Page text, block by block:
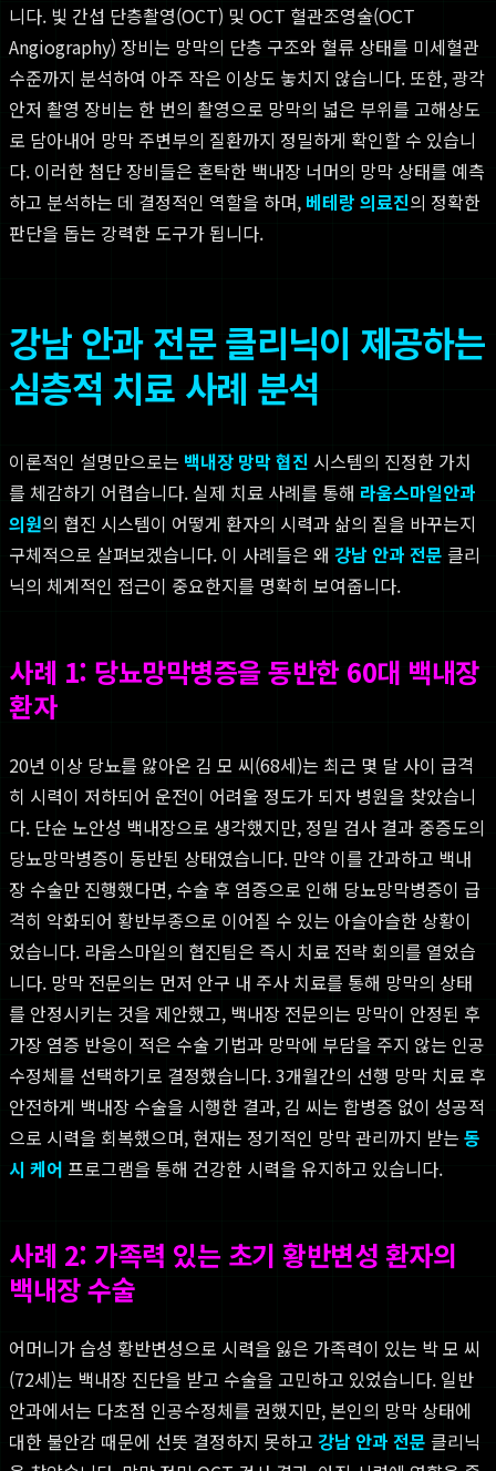
니다. 빛 간섭 단층촬영(OCT) 및 OCT 혈관조영술(OCT
Angiography) 장비는 망막의 단층 구조와 혈류 상태를 미세혈관
수준까지 분석하여 아주 작은 이상도 놓치지 않습니다. 또한, 광각
안저 촬영 장비는 한 번의 촬영으로 망막의 넓은 부위를 고해상도
로 담아내어 망막 주변부의 질환까지 정밀하게 확인할 수 있습니
다. 이러한 첨단 장비들은 혼탁한 백내장 너머의 망막 상태를 예측
하고 분석하는 데 결정적인 역할을 하며, 베테랑 의료진의 정확한
판단을 돕는 강력한 도구가 됩니다.
강남 안과 전문 클리닉이 제공하는
심층적 치료 사례 분석
이론적인 설명만으로는 백내장 망막 협진 시스템의 진정한 가치
를 체감하기 어렵습니다. 실제 치료 사례를 통해 라움스마일안과
의원의 협진 시스템이 어떻게 환자의 시력과 삶의 질을 바꾸는지
구체적으로 살펴보겠습니다. 이 사례들은 왜 강남 안과 전문 클리
닉의 체계적인 접근이 중요한지를 명확히 보여줍니다.
사례 1: 당뇨망막병증을 동반한 60대 백내장
환자
20년 이상 당뇨를 앓아온 김 모 씨(68세)는 최근 몇 달 사이 급격
히 시력이 저하되어 운전이 어려울 정도가 되자 병원을 찾았습니
다. 단순 노안성 백내장으로 생각했지만, 정밀 검사 결과 중증도의
당뇨망막병증이 동반된 상태였습니다. 만약 이를 간과하고 백내
장 수술만 진행했다면, 수술 후 염증으로 인해 당뇨망막병증이 급
격히 악화되어 황반부종으로 이어질 수 있는 아슬아슬한 상황이
었습니다. 라움스마일의 협진팀은 즉시 치료 전략 회의를 열었습
니다. 망막 전문의는 먼저 안구 내 주사 치료를 통해 망막의 상태
를 안정시키는 것을 제안했고, 백내장 전문의는 망막이 안정된 후
가장 염증 반응이 적은 수술 기법과 망막에 부담을 주지 않는 인공
수정체를 선택하기로 결정했습니다. 3개월간의 선행 망막 치료 후
안전하게 백내장 수술을 시행한 결과, 김 씨는 합병증 없이 성공적
으로 시력을 회복했으며, 현재는 정기적인 망막 관리까지 받는 동
시 케어 프로그램을 통해 건강한 시력을 유지하고 있습니다.
사례 2: 가족력 있는 초기 황반변성 환자의
백내장 수술
어머니가 습성 황반변성으로 시력을 잃은 가족력이 있는 박 모 씨
(72세)는 백내장 진단을 받고 수술을 고민하고 있었습니다. 일반
안과에서는 다초점 인공수정체를 권했지만, 본인의 망막 상태에
대한 불안감 때문에 선뜻 결정하지 못하고 강남 안과 전문 클리닉